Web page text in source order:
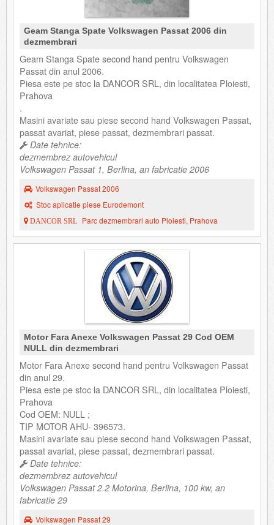
Geam Stanga Spate Volkswagen Passat 2006 din
dezmembrari
Geam Stanga Spate second hand pentru Volkswagen
Passat din anul 2006.
Piesa este pe stoc la DANCOR SRL, din localitatea Ploiesti,
Prahova
.
Masini avariate sau piese second hand Volkswagen Passat,
passat avariat, piese passat, dezmembrari passat.
Date tehnice:
dezmembrez autovehicul
Volkswagen Passat 1, Berlina, an fabricatie 2006
Volkswagen Passat 2006
Stoc aplicatie piese Eurodemont
DANCOR SRL Parc dezmembrari auto Ploiesti, Prahova
Motor Fara Anexe Volkswagen Passat 29 Cod OEM
NULL din dezmembrari
Motor Fara Anexe second hand pentru Volkswagen Passat
din anul 29.
Piesa este pe stoc la DANCOR SRL, din localitatea Ploiesti,
Prahova
Cod OEM: NULL ;
TIP MOTOR AHU- 396573.
Masini avariate sau piese second hand Volkswagen Passat,
passat avariat, piese passat, dezmembrari passat.
Date tehnice:
dezmembrez autovehicul
Volkswagen Passat 2.2 Motorina, Berlina, 100 kw, an
fabricatie 29
Volkswagen Passat 29